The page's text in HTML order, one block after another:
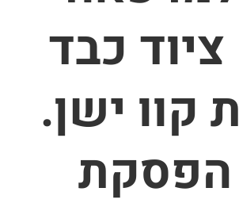
ציוד כבד
קוו ישן.
הפסקת